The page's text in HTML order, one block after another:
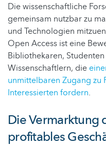
Die wissenschaftliche
gemeinsam nutzbar zu
und Technologien
Open Access ist eine
Bibliothekaren,
Wissenschaftlern, die
unmittelbaren Zugang zu
Interessierten fordern.
Die Vermarktung
profitables